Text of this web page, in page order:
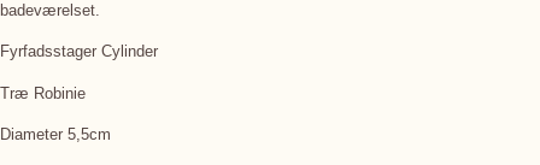
badeværelset.
Fyrfadsstager Cylinder
Træ Robinie
Diameter 5,5cm